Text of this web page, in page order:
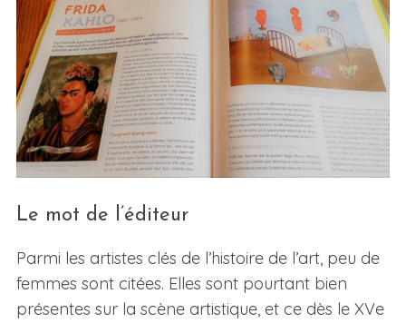
Le mot de l’éditeur
Parmi les artistes clés de l’histoire de l’art, peu de
femmes sont citées. Elles sont pourtant bien
présentes sur la scène artistique, et ce dès le XVe